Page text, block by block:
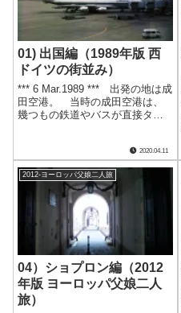
01) 出国編（1989年版 西
ドイツの街並み）
*** 6 Mar.1989 *** 出発の地は成
田空港。 当時の成田空港は、
幾つもの鉄道やバスが直接ター
いで向かう必要があった不便な
空港でした。* それと当時は格
安チケットの黎明期。.....
2020.04.11
2012-ヨーロッパ父娘二人旅
04）ショプロン編（2012
年版 ヨーロッパ父娘二人
旅）